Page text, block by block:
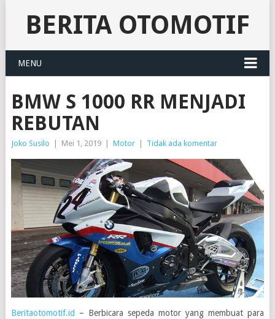
BERITA OTOMOTIF
MENU
BMW S 1000 RR MENJADI
REBUTAN
Joko Susilo Mei 1, 2019 Motor Tidak ada komentar
Beritaotomotif.id – Berbicara sepeda motor yang membuat para